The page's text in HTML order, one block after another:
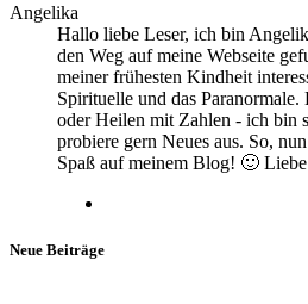
Angelika
Hallo liebe Leser, ich bin
den Weg auf meine Webseite
meiner frühesten Kindheit
Spirituelle und das
oder Heilen mit Zahlen - ich bin
probiere gern Neues aus. So,
Spaß auf meinem Blog! 🙂
Neue Beiträge